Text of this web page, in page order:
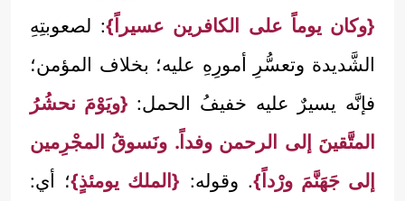
{وكان يوماً على الكافرين عسيراً}: لصعوبتِهِ
الشَّديدة وتعسُّرِ أمورِهِ عليه؛ بخلاف المؤمن؛
فإنَّه يسيرٌ عليه خفيفُ الحمل: {ويَوْمَ نحشُرُ
المتَّقينَ إلى الرحمن وفداً. ونَسوقُ المجْرِمين
إلى جَهَنَّمَ ورْداً}. وقوله: {الملك يومئذٍ}؛ أي: